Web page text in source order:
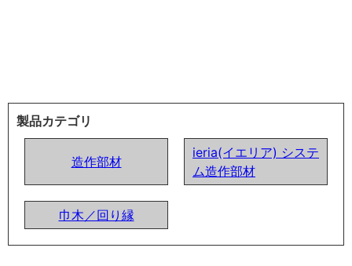
製品カテゴリ
造作部材
ieria(イエリア) システ
ム造作部材
巾木／回り縁